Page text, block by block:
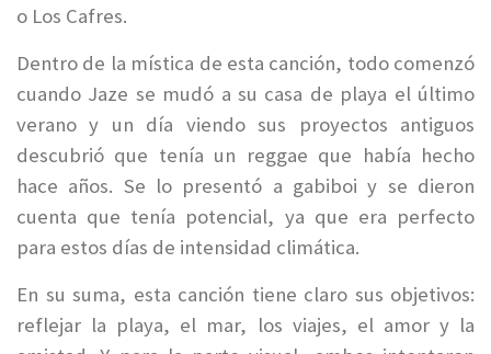
o Los Cafres.
Dentro de la mística de esta canción, todo comenzó
cuando Jaze se mudó a su casa de playa el último
verano y un día viendo sus proyectos antiguos
descubrió que tenía un reggae que había hecho
hace años. Se lo presentó a gabiboi y se dieron
cuenta que tenía potencial, ya que era perfecto
para estos días de intensidad climática.
En su suma, esta canción tiene claro sus objetivos:
reflejar la playa, el mar, los viajes, el amor y la